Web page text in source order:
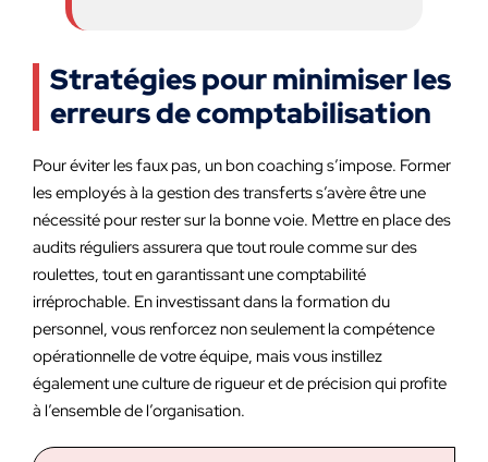
Stratégies pour minimiser les
erreurs de comptabilisation
Pour éviter les faux pas, un bon coaching s’impose. Former
les employés à la gestion des transferts s’avère être une
nécessité pour rester sur la bonne voie. Mettre en place des
audits réguliers assurera que tout roule comme sur des
roulettes, tout en garantissant une comptabilité
irréprochable. En investissant dans la formation du
personnel, vous renforcez non seulement la compétence
opérationnelle de votre équipe, mais vous instillez
également une culture de rigueur et de précision qui profite
à l’ensemble de l’organisation.